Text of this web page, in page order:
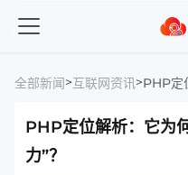
全部新闻>互联网资讯>PHP定
PHP定位解析：它为
力”？